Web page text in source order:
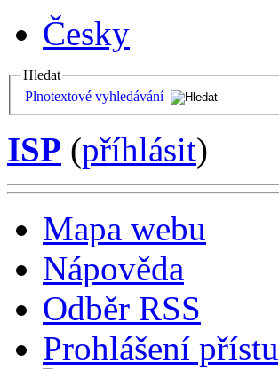
Česky
Hledat
Plnotextové vyhledávání
ISP (příhlásit)
Mapa webu
Nápověda
Odběr RSS
Prohlášení